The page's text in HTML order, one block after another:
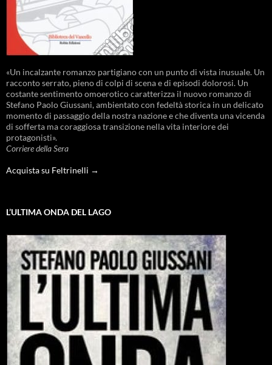
«Un incalzante romanzo partigiano con un punto di vista inusuale. Un
racconto serrato, pieno di colpi di scena e di episodi dolorosi. Un
costante sentimento omoerotico caratterizza il nuovo romanzo di
Stefano Paolo Giussani, ambientato con fedeltà storica in un delicato
momento di passaggio della nostra nazione e che diventa una vicenda
di sofferta ma coraggiosa transizione nella vita interiore dei
protagonisti».
Corriere della Sera
Acquista su Feltrinelli →
L’ULTIMA ONDA DEL LAGO